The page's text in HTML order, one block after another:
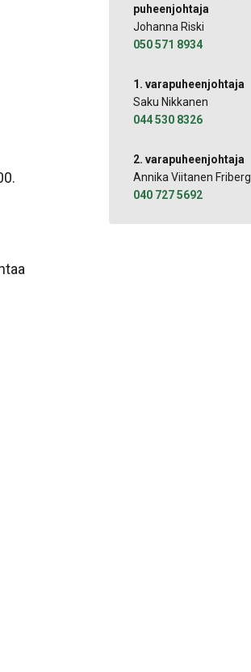
puheenjohtaja
Johanna Riski
050 571 8934
1. varapuheenjohtaja
Saku Nikkanen
044 530 8326
2. varapuheenjohtaja
Annika Viitanen Friberg
040 727 5692